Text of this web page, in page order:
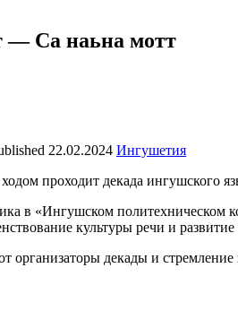
— Са наьна мотт
22.02.2024 Ингушетия
проходит декада ингушского
в «Ингушском
культуры речи и
декады и стремление